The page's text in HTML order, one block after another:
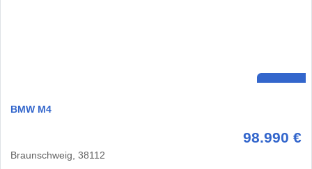
BMW M4
98.990 €
Braunschweig, 38112